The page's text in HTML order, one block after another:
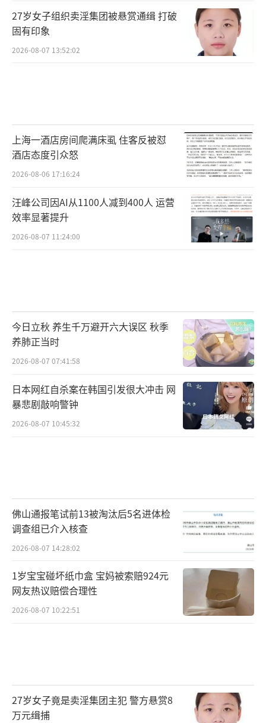
27岁女子组织卖淫集团被悬赏通缉 打破
固有印象
2026-08-07 13:52:02
上海一酒店房间爬满床虱 住客反被怼
酒店态度引众怒
2026-08-06 17:16:24
汪峰公司因AI从1100人减到400人 运营
效率显著提升
2026-08-07 11:24:00
今日立秋 养生千万避开六大误区 秋季
养肺正当时
2026-08-07 07:41:58
日本网红自杀案在韩国引发很大冲击 网
暴悲剧敲响警钟
2026-08-07 10:45:32
佛山通报笔试前13被淘汰后5名进体检
调查组已介入核查
2026-08-07 14:28:02
1岁宝宝碰坏纸巾盒 宝妈被索赔924元
网友热议赔偿合理性
2026-08-07 10:22:51
27岁女子竟是卖淫集团主犯 警方悬赏8
万元缉捕